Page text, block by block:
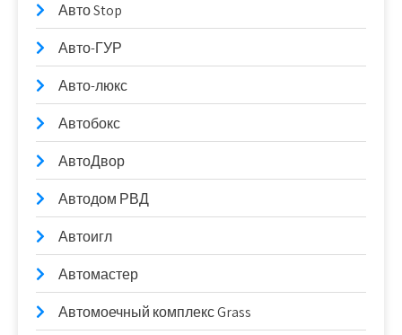
Авто Stop
Авто-ГУР
Авто-люкс
Автобокс
АвтоДвор
Автодом РВД
Автоигл
Автомастер
Автомоечный комплекс Grass